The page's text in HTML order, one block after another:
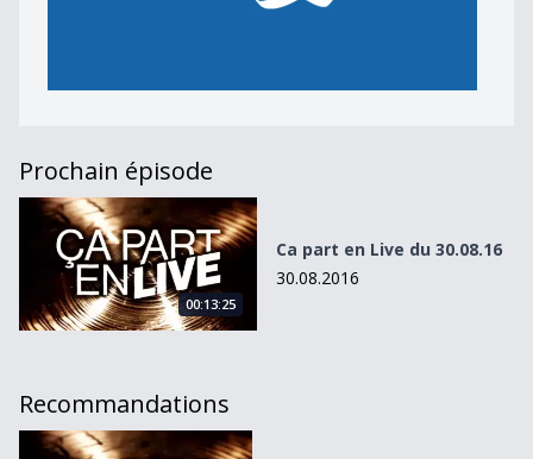
Prochain épisode
Ca part en Live du 30.08.16
00:13:25
Ca part en Live du 30.08.16
30.08.2016
Recommandations
Ça Part en Live du 20.01.15